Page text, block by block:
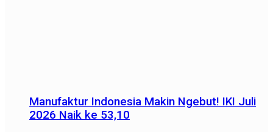
Manufaktur Indonesia Makin Ngebut! IKI Juli
2026 Naik ke 53,10